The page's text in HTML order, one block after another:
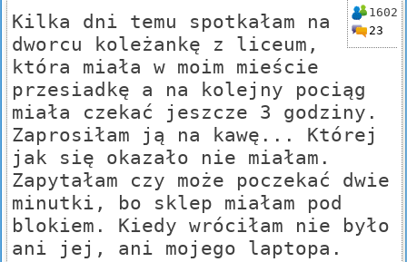
1602
23
Kilka dni temu spotkałam na
dworcu koleżankę z liceum,
która miała w moim mieście
przesiadkę a na kolejny pociąg
miała czekać jeszcze 3 godziny.
Zaprosiłam ją na kawę... Której
jak się okazało nie miałam.
Zapytałam czy może poczekać dwie
minutki, bo sklep miałam pod
blokiem. Kiedy wróciłam nie było
ani jej, ani mojego laptopa.